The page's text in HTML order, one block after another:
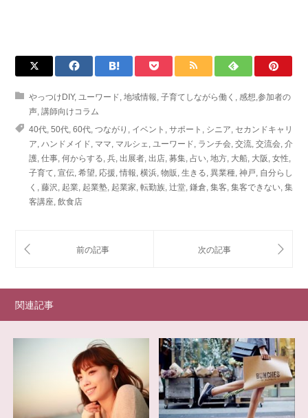
やっつけDIY, ユーワード, 地域情報, 子育てしながら働く , 感想,参加者の
声, 講師向けコラム
40代, 50代, 60代, つながり , イベント , サポート , シニア, セカンドキャリ
ア, ハンドメイド, ママ, マルシェ, ユーワード, ランチ会, 交流, 交流会, 介
護, 仕事, 何からする, 兵, 出展者, 出店, 募集, 占い, 地方, 大船, 大阪 , 女性,
子育て, 宣伝, 希望, 応援, 情報, 横浜, 物販 , 生きる, 異業種, 神戸, 自分らし
く , 藤沢, 起業, 起業塾, 起業家, 転勤族, 辻堂, 鎌倉, 集客, 集客できない, 集
客講座, 飲食店
関連記事